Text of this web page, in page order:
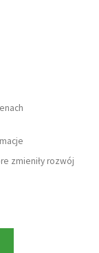
zmieniły rozwój